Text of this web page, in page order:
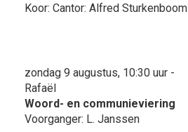
Koor: Cantor: Alfred Sturkenboom
zondag 9 augustus, 10:30 uur -
Rafaël
Woord- en communieviering
Voorganger: L. Janssen